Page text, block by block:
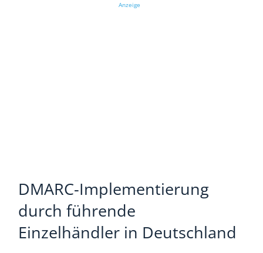
Anzeige
DMARC-Implementierung
durch führende
Einzelhändler in Deutschland